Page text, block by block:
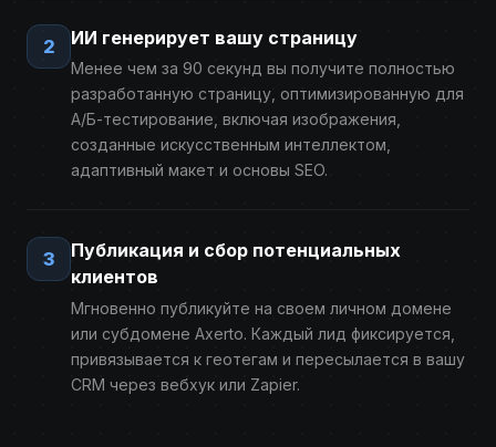
2 ИИ генерирует вашу страницу
Менее чем за 90 секунд вы получите полностью
разработанную страницу, оптимизированную для
А/Б-тестирование, включая изображения,
созданные искусственным интеллектом,
адаптивный макет и основы SEO.
3
Публикация и сбор потенциальных
клиентов
Мгновенно публикуйте на своем личном домене
или субдомене Axerto. Каждый лид фиксируется,
привязывается к геотегам и пересылается в вашу
CRM через вебхук или Zapier.